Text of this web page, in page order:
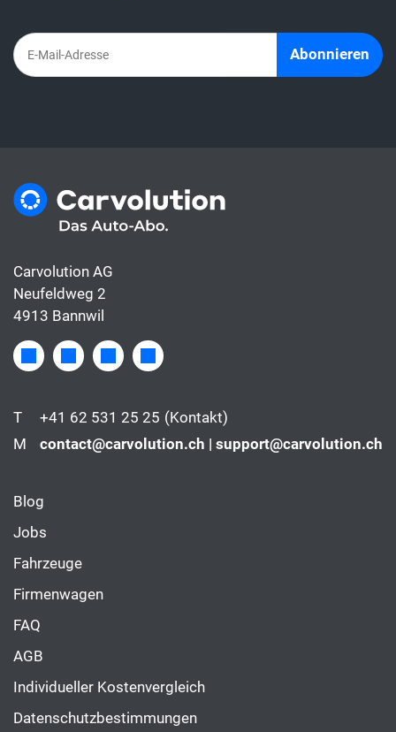
deckt meist nur die Finanzierung.
Abonnieren
Carvolution AG
Neufeldweg 2
4913 Bannwil
T +41 62 531 25 25 (Kontakt)
M
contact@carvolution.ch | support@carvolution.ch
Blog
Jobs
Fahrzeuge
Firmenwagen
FAQ
AGB
Individueller Kostenvergleich
Datenschutzbestimmungen